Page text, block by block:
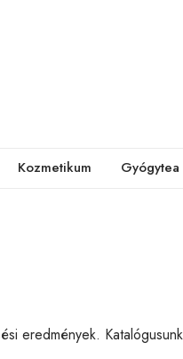
Kozmetikum Gyógytea
eredmények.